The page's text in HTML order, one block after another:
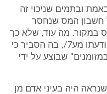
ובתמים שניכוי זה
חשבון המס שנחסר
במקור. מה עוד, שלא כך
טען המערער בפני חוקריו, בהודעתו מע7/, בה הסביר כי
שבוצע על ידי
היה בעיני אדם מן